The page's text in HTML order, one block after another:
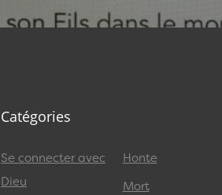
Catégories
Se connecter avec
Dieu
Honte
Mort